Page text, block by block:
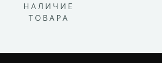
НАЛИЧИЕ
ТОВАРА